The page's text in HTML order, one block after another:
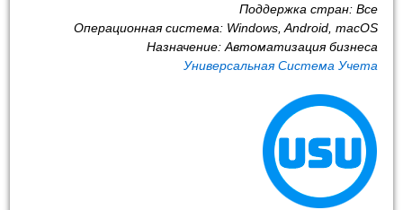
Поддержка стран: Все
Операционная система: Windows, Android, macOS
Назначение: Автоматизация бизнеса
Универсальная Система Учета